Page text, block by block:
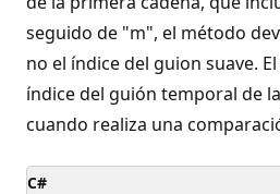
seguido de "m", el método
no el índice del guion suave.
índice del guión temporal de
cuando realiza una
C#